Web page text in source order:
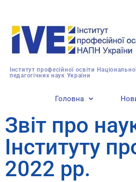
Інститут професійної освіти
педагогічних наук України
Головна
Звіт про
Інституту
2022 рр.